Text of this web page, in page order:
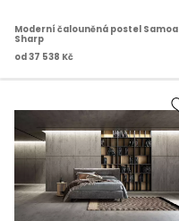
Moderní čalouněná postel Samoa
Sharp
od 37 538 Kč